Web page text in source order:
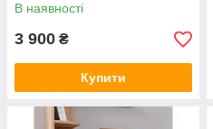
В наявності
3 900 ₴
Купити